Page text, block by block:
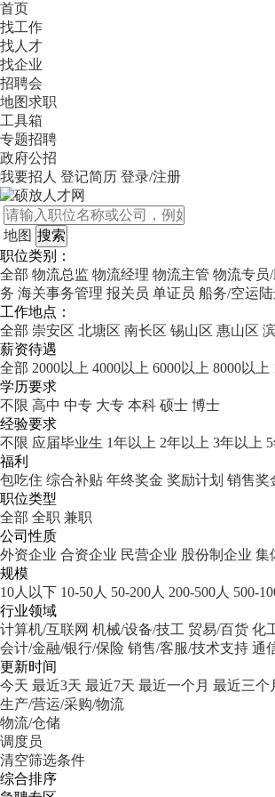
首页
找工作
找人才
找企业
招聘会
地图求职
工具箱
专题招聘
政府公招
我要招人 登记简历 登录/注册
地图
职位类别：
全部 物流总监 物流经理 物流主管 物流专员
务 海关事务管理 报关员 单证员 船务/空运
工作地点：
全部 崇安区 北塘区 南长区 锡山区 惠山区
薪资待遇
全部 2000以上 4000以上 6000以上 8000以上
学历要求
不限 高中 中专 大专 本科 硕士 博士
经验要求
不限 应届毕业生 1年以上 2年以上 3年以上
福利
包吃住 综合补贴 年终奖金 奖励计划 销售奖
职位类型
全部 全职 兼职
公司性质
外资企业 合资企业 民营企业 股份制企业 集
规模
10人以下 10-50人 50-200人 200-500人 500-
行业领域
计算机/互联网 机械/设备/技工 贸易/百货 化
会计/金融/银行/保险 销售/客服/技术支持 通
更新时间
今天 最近3天 最近7天 最近一个月 最近三个
生产/营运/采购/物流
物流/仓储
调度员
清空筛选条件
综合排序